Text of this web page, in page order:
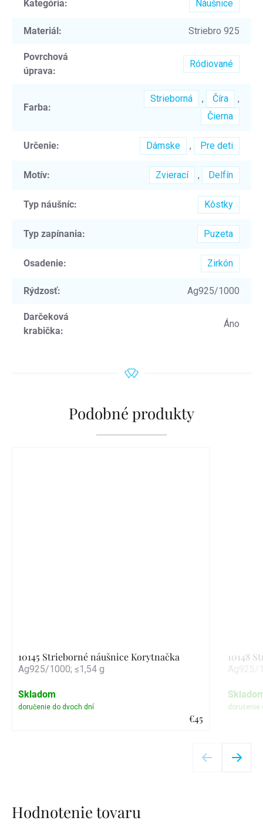
Kategória: Náušnice
Materiál: Striebro 925
Povrchová
úprava:
Ródiované
Farba:
Strieborná , Číra
,
Čierna
Určenie: Dámske , Pre deti
Motív: Zvierací , Delfín
Typ náušníc: Kôstky
Typ zapínania: Puzeta
Osadenie: Zirkón
Rýdzosť: Ag925/1000
Darčeková
krabička:
Áno
Podobné produkty
10145 Strieborné náušnice Korytnačka
Ag925/1000; ≤1,54 g
€45
Skladom
10148
Hodnotenie tovaru